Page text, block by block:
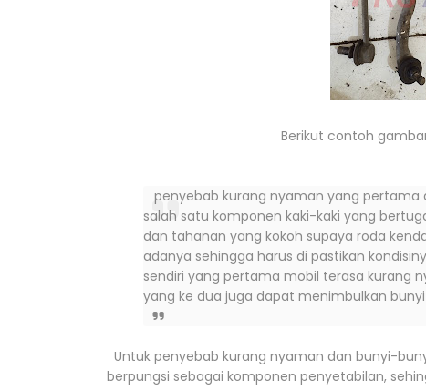
Berikut contoh
penyebab kurang nyaman yang pertama
salah satu komponen kaki-kaki yang
dan tahanan yang kokoh supaya roda
adanya sehingga harus di pastikan
sendiri yang pertama mobil terasa kurang
yang ke dua juga dapat menimbulkan
Untuk penyebab kurang nyaman dan bunyi-
berpungsi sebagai komponen penyetabilan,